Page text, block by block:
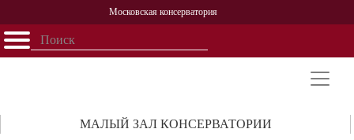
Московская консерватория
Открыть - закрыть
Персоналии
История
МАЛЫЙ ЗАЛ КОНСЕРВАТОРИИ